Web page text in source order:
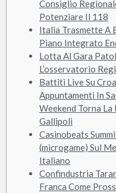
Consiglio
Potenziare Il 118
Italia Trasmette A
Piano Integrato
Lotta Al Gara
L’osservatorio
Battiti Live Su
Appuntamenti In
Weekend Torna
Gallipoli
Casinobeats
(microgame) Sul
Italiano
Confindustria
Franca Come